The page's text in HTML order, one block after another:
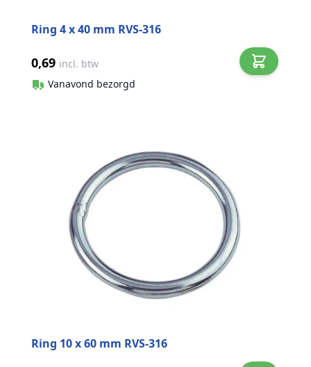
Ring 4 x 40 mm RVS-316
0,69 incl. btw
Vanavond bezorgd
Ring 10 x 60 mm RVS-316